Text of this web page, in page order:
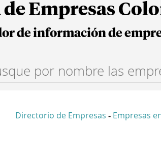
de Empresas
de información de
Directorio de Empresas - Empresas